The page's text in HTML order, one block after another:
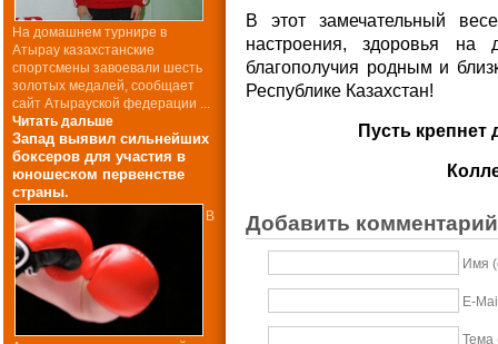
В этот замечательный
настроения, здоровья на
благополучия родным и
Республике Казахстан!
Пусть крепнет
Добавить комментарий
Имя
E-
Тема
На домашнем турнире в
Атырау казахстанские
спортсмены завоевали шесть
золотых медалей, сообщает
сайт Атырауской федерации ...
Читать дальше
Запад выявил сильнейших
боксеров для участия в
юношеском первенстве
страны.
В